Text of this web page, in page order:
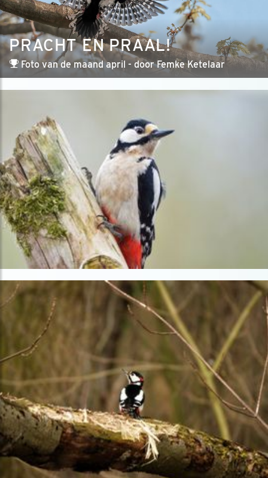
PRACHT EN PRAAL!
Foto van de maand april - door Femke Ketelaar